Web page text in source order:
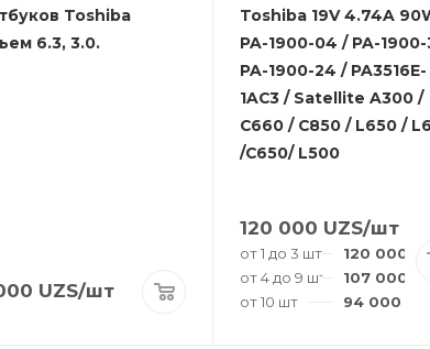
Toshiba
6.3, 3.0.
UZS/шт
Toshiba 19V 4.74A
PA-1900-04 / PA-
PA-1900-24 / PA3516E-
1AC3 / Satellite A300 /
C660 / C850 / L650 /
/C650/ L500
120 000 UZS/шт
от 1 до 3 шт 120 000
от 4 до 9 шт
107 000
от 10 шт
94 000